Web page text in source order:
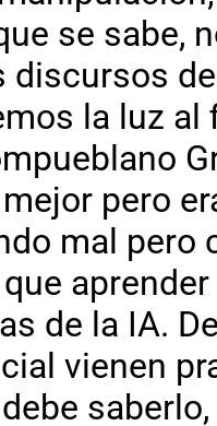
se sabe,
discursos
la luz
pero
mal pero
de la IA.
vienen